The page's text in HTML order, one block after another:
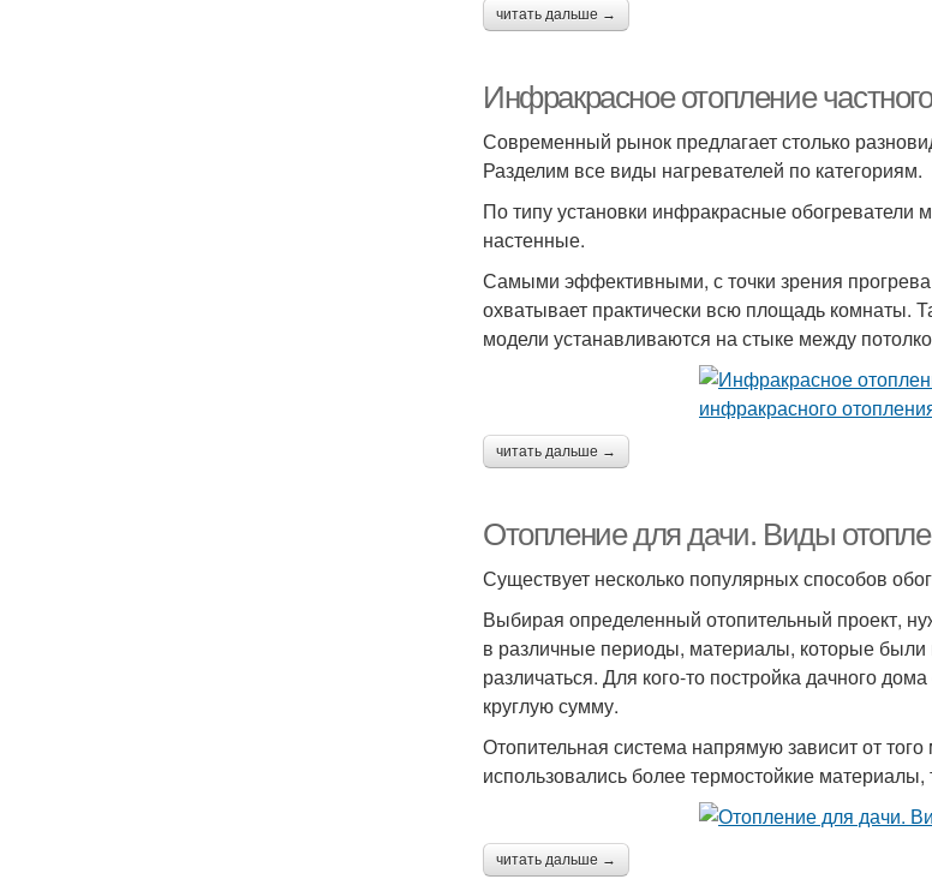
читать дальше →
Инфракрасное отопление
Современный рынок предлагает столько
Разделим все виды нагревателей по категориям.
По типу установки инфракрасные
настенные.
Самыми эффективными, с точки зрения
охватывает практически всю площадь комнаты.
модели устанавливаются на стыке между
читать дальше →
Отопление для дачи. Виды
Существует несколько популярных способов
Выбирая определенный отопительный проект,
в различные периоды, материалы, которые были
различаться. Для кого-то постройка дачного
круглую сумму.
Отопительная система напрямую зависит от
использовались более термостойкие
читать дальше →